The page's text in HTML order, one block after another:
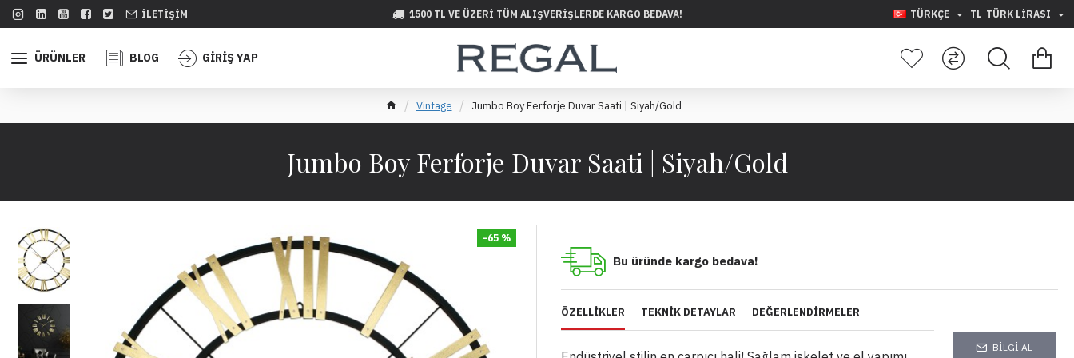
İLETIŞIM 1500 TL VE ÜZERI TÜM ALIŞVERIŞLERDE KARGO BEDAVA! TÜRKÇE TL TÜRK LIRASI
ÜRÜNLER BLOG GİRİŞ YAP
Vintage Jumbo Boy Ferforje Duvar Saati | Siyah/Gold
Jumbo Boy Ferforje Duvar Saati | Siyah/Gold
-65 %
ÖZELLIKLER TEKNIK DETAYLAR DEĞERLENDIRMELER
BILGI AL
Bu üründe kargo bedava!